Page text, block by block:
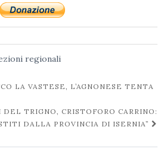
regionali
LA VASTESE, L’AGNONESE TENTA
DEL TRIGNO, CRISTOFORO CARRINO:
DALLA PROVINCIA DI ISERNIA”